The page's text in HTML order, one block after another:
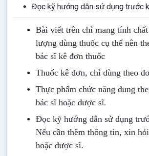
Đọc kỹ hướng dẫn sử dụng trước
Bài viết trên chỉ mang tính
lượng dùng thuốc cụ thể nên
bác sĩ kê đơn thuốc
Thuốc kê đơn, chỉ dùng theo
Thực phẩm chức năng dung
bác sĩ hoặc dược sĩ.
Đọc kỹ hướng dẫn sử dụng
Nếu cần thêm thông tin, xin
hoặc dược sĩ.